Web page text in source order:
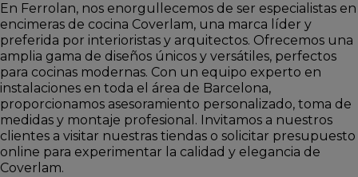
En Ferrolan, nos enorgullecemos de ser especialistas en
encimeras de cocina Coverlam, una marca líder y
preferida por interioristas y arquitectos. Ofrecemos una
amplia gama de diseños únicos y versátiles, perfectos
para cocinas modernas. Con un equipo experto en
instalaciones en toda el área de Barcelona,
proporcionamos asesoramiento personalizado, toma de
medidas y montaje profesional. Invitamos a nuestros
clientes a visitar nuestras tiendas o solicitar presupuesto
online para experimentar la calidad y elegancia de
Coverlam.